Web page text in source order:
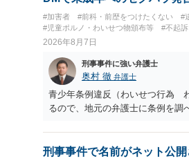
#加害者 #前科・前歴をつけたくない #
#児童ポルノ・わいせつ物頒布等
#不起訴
2026年8月7日
刑事事件に強い弁護士
奥村 徹 弁護士
青少年条例違反（わいせつ行為
るので、地元の弁護士に条例を調
刑事事件で名前がネット公